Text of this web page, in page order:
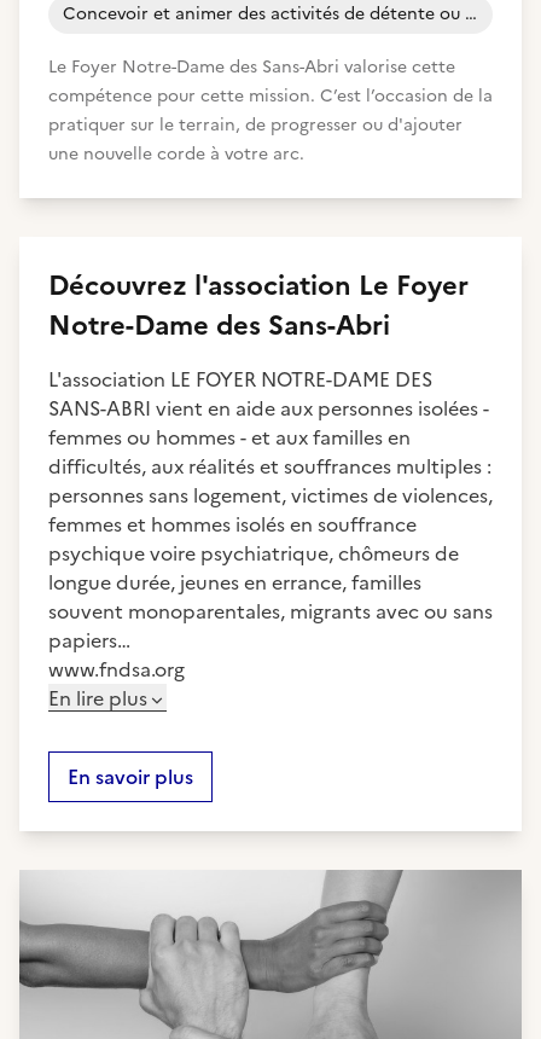
Concevoir et animer des activités de détente ou de loisirs
Le Foyer Notre-Dame des Sans-Abri valorise cette
compétence pour cette mission. C’est l’occasion de la
pratiquer sur le terrain, de progresser ou d'ajouter
une nouvelle corde à votre arc.
Découvrez l'association Le Foyer
Notre-Dame des Sans-Abri
L'association LE FOYER NOTRE-DAME DES
SANS-ABRI vient en aide aux personnes isolées -
femmes ou hommes - et aux familles en
difficultés, aux réalités et souffrances multiples :
personnes sans logement, victimes de violences,
femmes et hommes isolés en souffrance
psychique voire psychiatrique, chômeurs de
longue durée, jeunes en errance, familles
souvent monoparentales, migrants avec ou sans
papiers…
www.fndsa.org
En lire plus
En savoir plus